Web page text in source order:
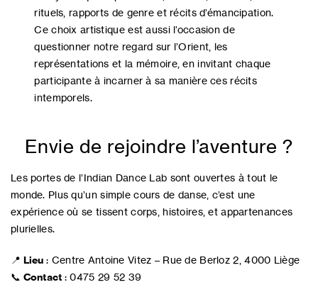
rituels, rapports de genre et récits d’émancipation.
Ce choix artistique est aussi l’occasion de
questionner notre regard sur l’Orient, les
représentations et la mémoire, en invitant chaque
participante à incarner à sa manière ces récits
intemporels.
Envie de rejoindre l’aventure ?
Les portes de l’Indian Dance Lab sont ouvertes à tout le
monde. Plus qu’un simple cours de danse, c’est une
expérience où se tissent corps, histoires, et appartenances
plurielles.
📍 Lieu : Centre Antoine Vitez – Rue de Berloz 2, 4000 Liège
📞 Contact : 0475 29 52 39